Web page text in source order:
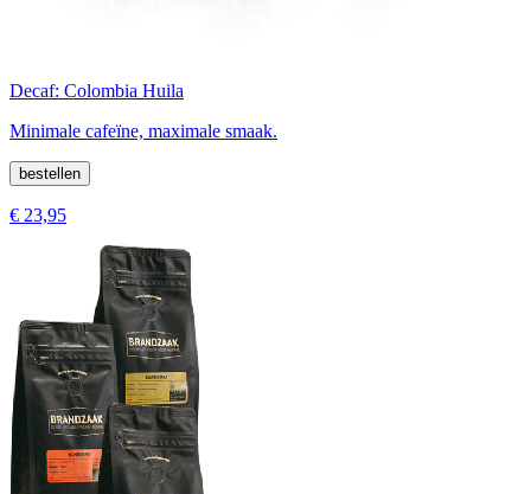
Decaf: Colombia Huila
Minimale cafeïne, maximale smaak.
bestellen
€ 23,95